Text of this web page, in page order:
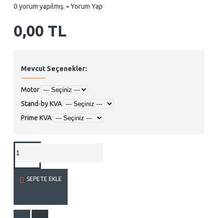
0 yorum yapılmış. - Yorum Yap
0,00 TL
Mevcut Seçenekler:
Motor
Stand-by KVA
Prime KVA
SEPETE EKLE